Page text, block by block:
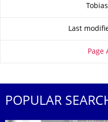
Last
Page
POPULAR